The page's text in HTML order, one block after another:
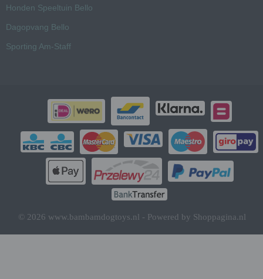
Honden Speeltuin Bello
Dagopvang Bello
Sporting Am-Staff
© 2026 www.bambamdogtoys.nl - Powered by Shoppagina.nl